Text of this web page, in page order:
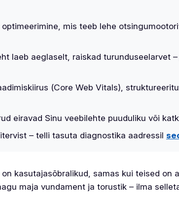
mis teeb lehe
laeb aeglaselt, raiskad turunduseelarvet
(Core Web Vitals),
eiravad Sinu veebilehte puuduliku või
– telli tasuta diagnostika aadressil
kasutajasõbralikud, samas kui teised on
maja vundament ja torustik – ilma